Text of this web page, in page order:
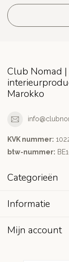
Club Nomad
Marokko
KVK nummer:
btw-nummer:
Categorieën
Informatie
Mijn account